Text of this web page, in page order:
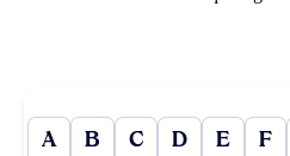
A B C D E F